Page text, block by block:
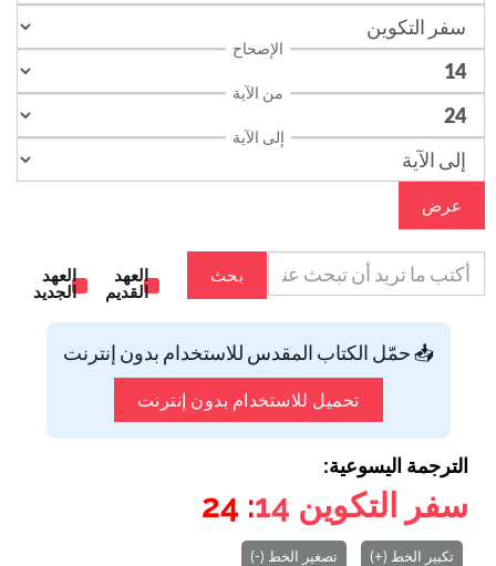
الإصحاح
من الآية
إلى الآية
عرض
بحث
العهد
القديم
العهد
الجديد
📥 حمّل الكتاب المقدس للاستخدام بدون إنترنت
تحميل للاستخدام بدون إنترنت
الترجمة اليسوعية:
سفر التكوين 14
: 24
تكبير الخط (+) تصغير الخط (-)